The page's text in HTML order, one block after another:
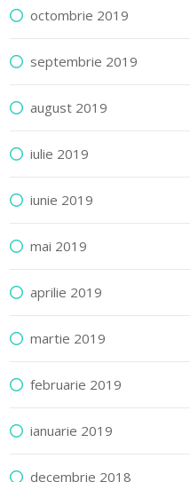
octombrie 2019
septembrie 2019
august 2019
iulie 2019
iunie 2019
mai 2019
aprilie 2019
martie 2019
februarie 2019
ianuarie 2019
decembrie 2018